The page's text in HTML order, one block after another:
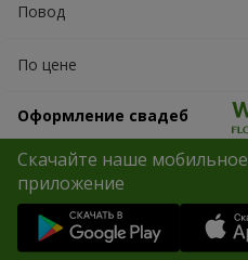
Повод
По цене
Оформление свадеб
Скачайте наше мобильное
приложение